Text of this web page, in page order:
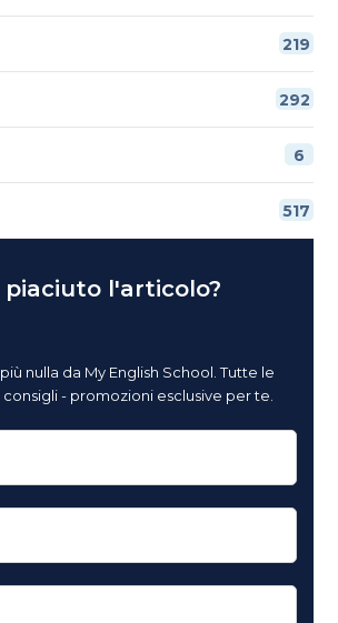
219
292
6
517
piaciuto l'articolo?
nulla da My English School. Tutte le
- promozioni esclusive per te.